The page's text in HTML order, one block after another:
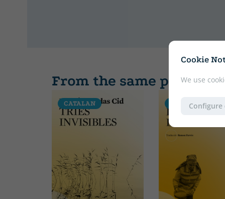
Cookie
We use
Configure
From the same
CATALAN CATALAN